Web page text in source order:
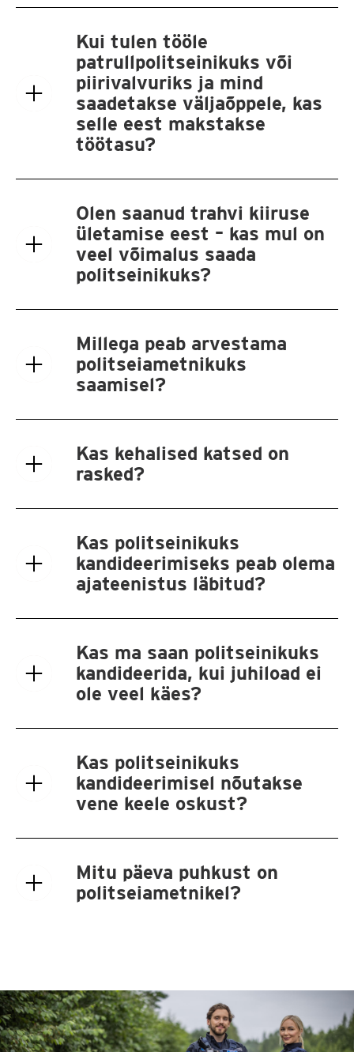
Kui tulen tööle
patrullpolitseinikuks või
piirivalvuriks ja mind
saadetakse väljaõppele, kas
selle eest makstakse
töötasu?
Olen saanud trahvi kiiruse
ületamise eest – kas mul on
veel võimalus saada
politseinikuks?
Millega peab arvestama
politseiametnikuks
saamisel?
Kas kehalised katsed on
rasked?
Kas politseinikuks
kandideerimiseks peab olema
ajateenistus läbitud?
Kas ma saan politseinikuks
kandideerida, kui juhiload ei
ole veel käes?
Kas politseinikuks
kandideerimisel nõutakse
vene keele oskust?
Mitu päeva puhkust on
politseiametnikel?